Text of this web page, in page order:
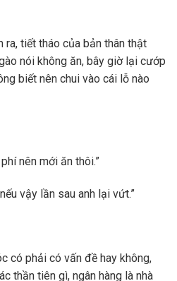
ra, tiết tháo của bản thân thật
nói không ăn, bây giờ lại cướp
biết nên chui vào cái lỗ nào
nên mới ăn thôi.”
vậy lần sau anh lại vứt.”
có phải có vấn đề hay không,
thần tiên gì, ngân hàng là nhà